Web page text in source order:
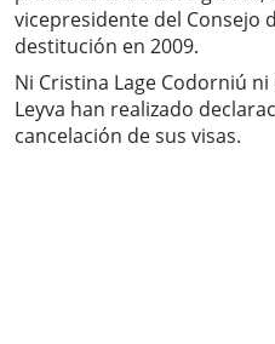
vicepresidente del Consejo
destitución en 2009.
Ni Cristina Lage Codorniú
Leyva han realizado
cancelación de sus visas.